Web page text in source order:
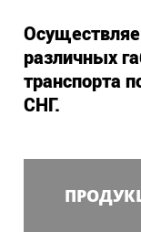
различных
транспорта
СНГ.